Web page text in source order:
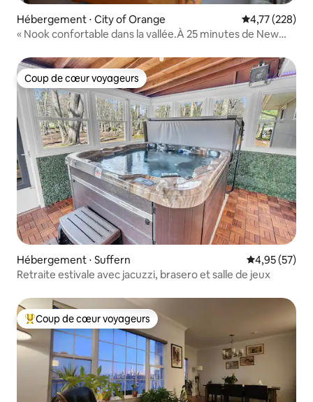
Hébergement ⋅ City of Orange Évaluation
4,77 (228)
« Nook confortable dans la vallée.À 25 minutes de New
Coup de cœur voyageurs
Coup de cœur voyageurs
Hébergement ⋅ Suffern Évaluation
4,95 (57)
Retraite estivale avec jacuzzi, brasero et salle de jeux
Coups de cœur voyageurs les plus appréciés
Coup de cœur voyageurs